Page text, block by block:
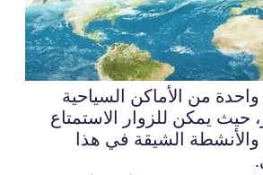
واحدة من الأماكن السياحية
حيث يمكن للزوار الاستمتاع
والأنشطة الشيقة في هذا